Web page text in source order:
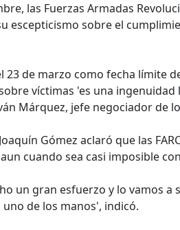
las Fuerzas Armadas
escepticismo sobre el
23 de marzo como fecha límite
víctimas 'es una
Márquez, jefe negociador de
Gómez aclaró que las
cuando sea casi imposible
un gran esfuerzo y lo vamos a
uno de los manos', indicó.